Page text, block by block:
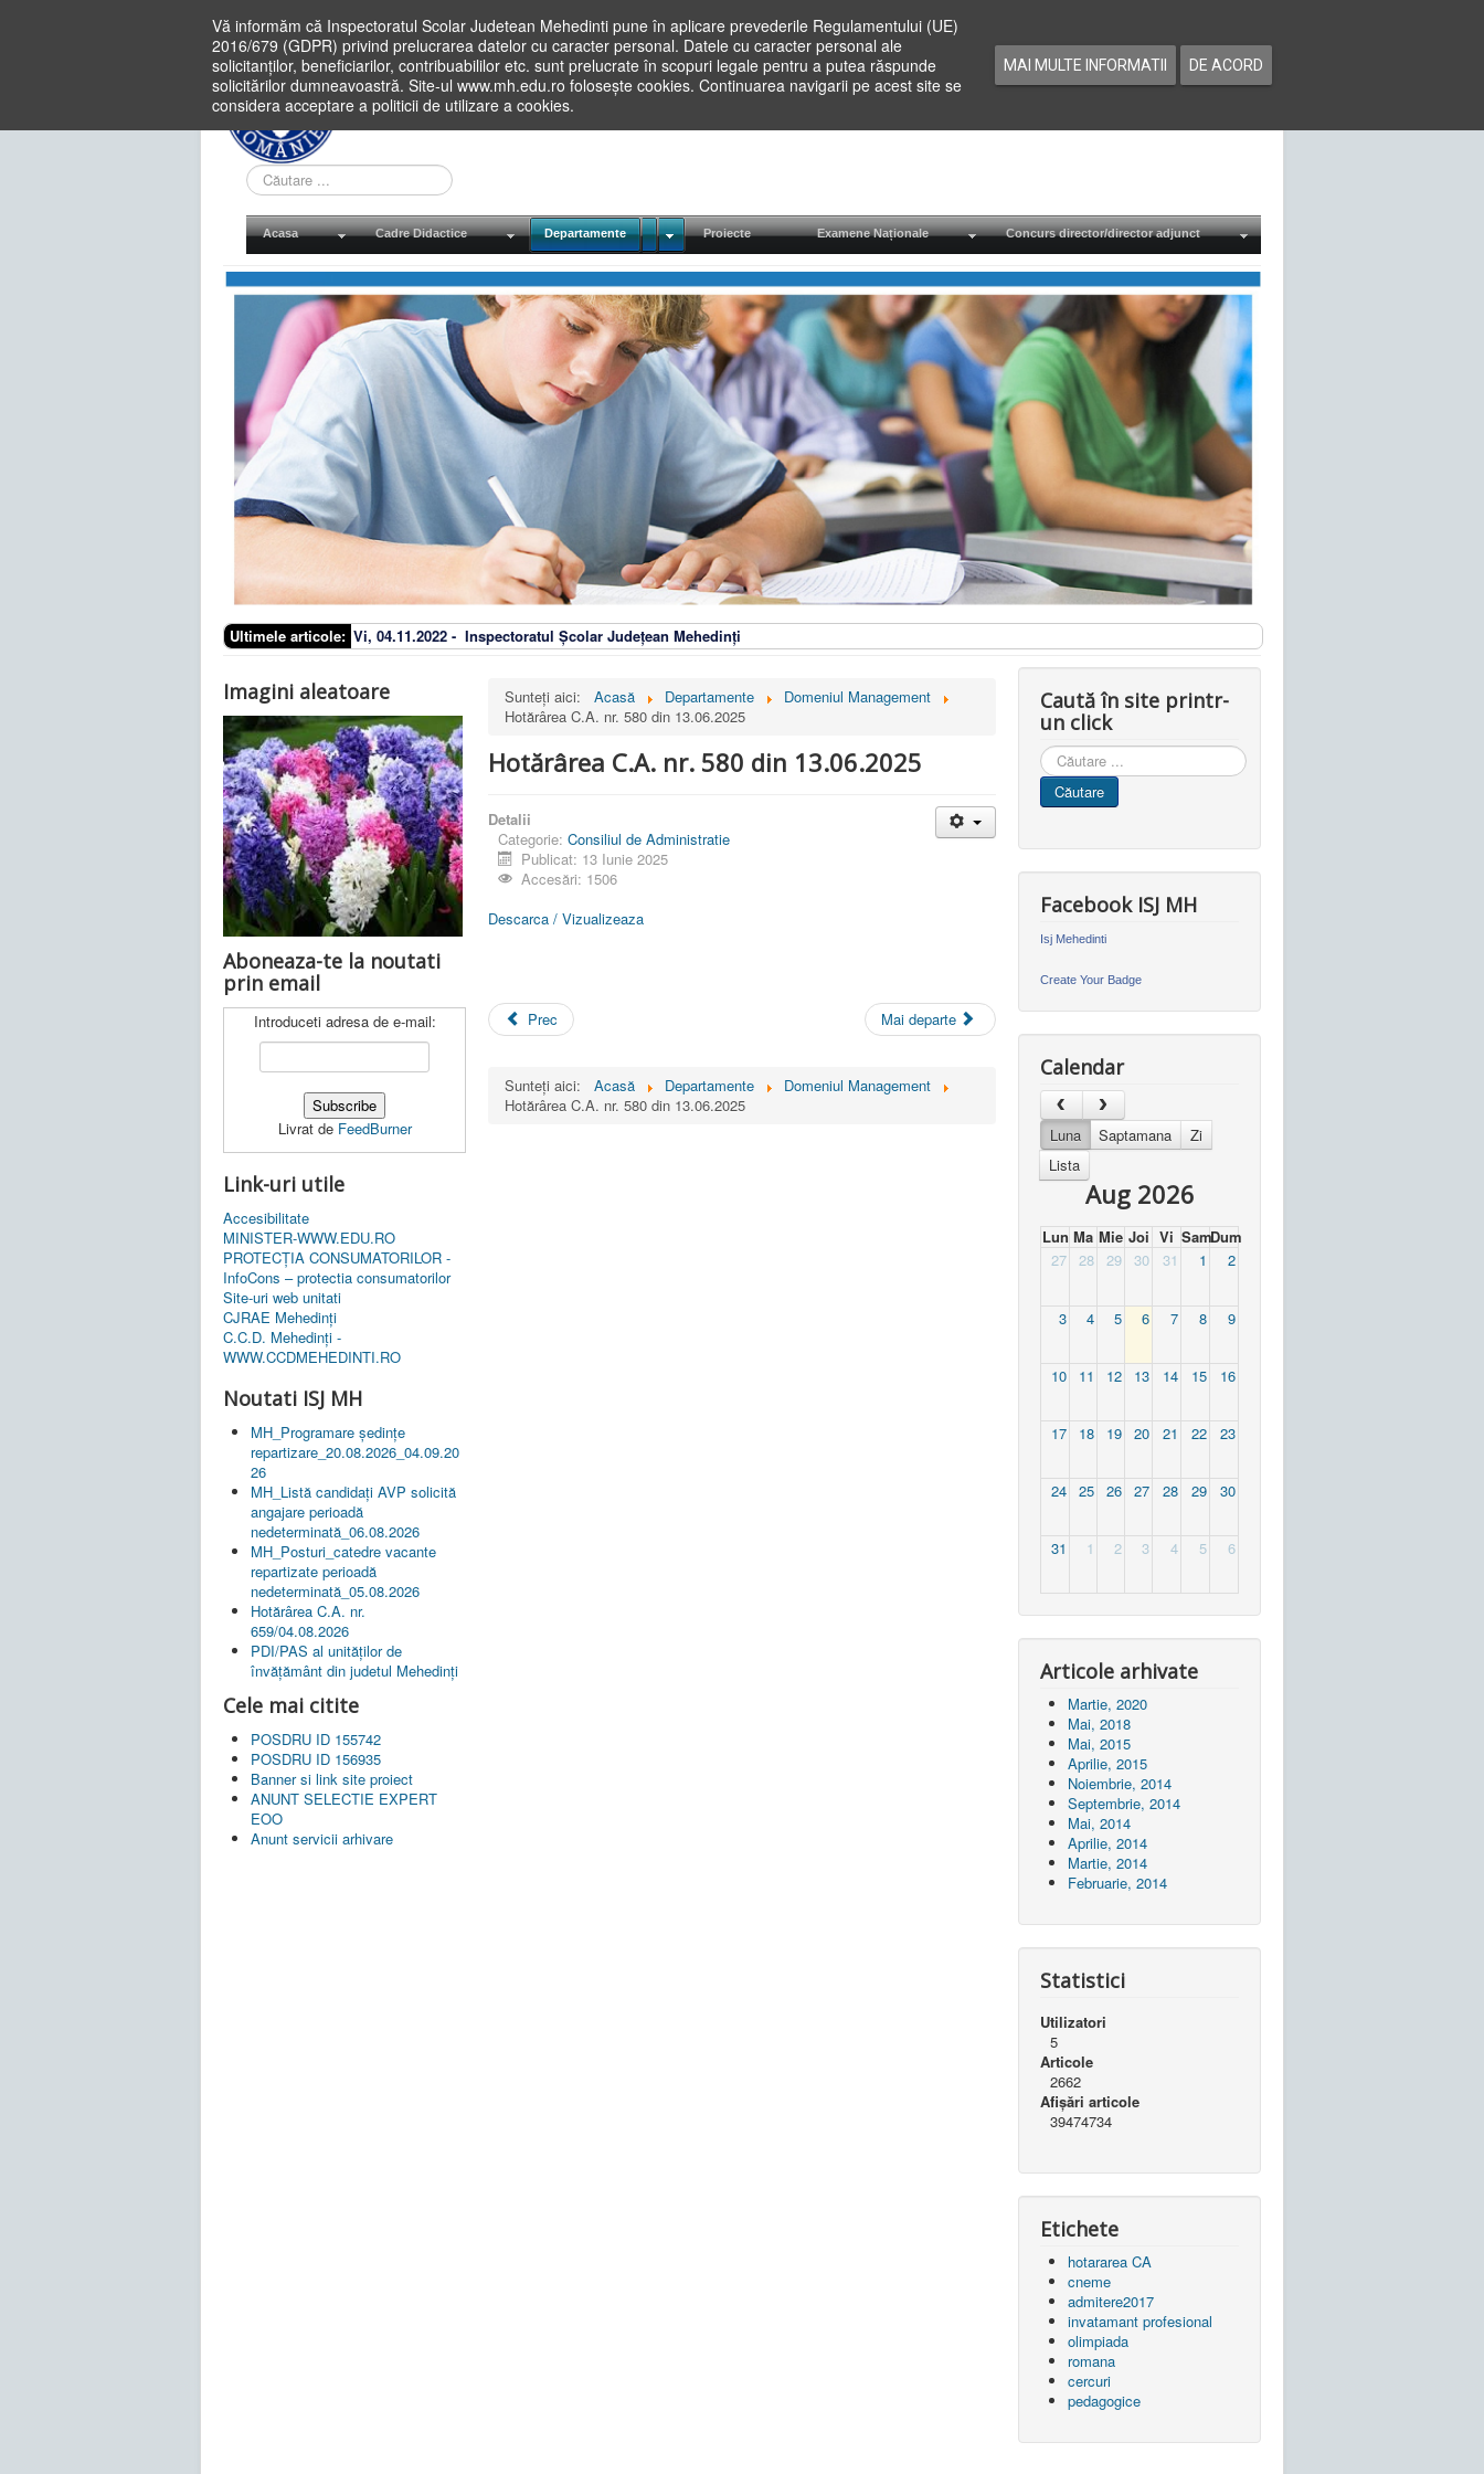
Vă informăm că Inspectoratul Scolar Judetean Mehedinti pune în aplicare prevederile Regulamentului (UE)
2016/679 (GDPR) privind prelucrarea datelor cu caracter personal. Datele cu caracter personal ale
solicitanților, beneficiarilor, contribuabililor etc. sunt prelucrate în scopuri legale pentru a putea răspunde
solicitărilor dumneavoastră. Site-ul www.mh.edu.ro folosește cookies. Continuarea navigarii pe acest site se
considera acceptare a politicii de utilizare a cookies.
MAI MULTE INFORMATII DE ACORD
Cauta
in
site
Acasa Cadre Didactice Departamente Proiecte Examene Naționale Concurs director/director adjunct
Ultimele articole: Vi, 04.11.2022 - Inspectoratul Școlar Județean Mehedinți
Imagini aleatoare
Aboneaza-te la noutati
prin email
Introduceti adresa de e-mail:
Livrat de FeedBurner
Link-uri utile
Accesibilitate
MINISTER-WWW.EDU.RO
PROTECȚIA CONSUMATORILOR -
InfoCons – protectia consumatorilor
Site-uri web unitati
CJRAE Mehedinți
C.C.D. Mehedinţi -
WWW.CCDMEHEDINTI.RO
Noutati ISJ MH
MH_Programare ședințe
repartizare_20.08.2026_04.09.20
26
MH_Listă candidați AVP solicită
angajare perioadă
nedeterminată_06.08.2026
MH_Posturi_catedre vacante
repartizate perioadă
nedeterminată_05.08.2026
Hotărârea C.A. nr.
659/04.08.2026
PDI/PAS al unităților de
învățământ din judetul Mehedinți
Cele mai citite
POSDRU ID 155742
POSDRU ID 156935
Banner si link site proiect
ANUNT SELECTIE EXPERT
EOO
Anunt servicii arhivare
Sunteți aici: Acasă Departamente
Domeniul Management
Hotărârea C.A. nr. 580 din 13.06.2025
Hotărârea C.A. nr. 580 din 13.06.2025
Detalii
Categorie: Consiliul de Administratie
Publicat: 13 Iunie 2025
Accesări: 1506
Descarca / Vizualizeaza
Prec Mai departe
Sunteți aici: Acasă Departamente
Domeniul Management
Hotărârea C.A. nr. 580 din 13.06.2025
Caută în site printr-
un click
Cauta
in
site
Căutare
Facebook ISJ MH
Isj Mehedinti
Create Your Badge
Calendar
Luna Saptamana
Zi
Lista
Aug 2026
Lun Ma Mie Joi Vi SamDum
27
28 29 30 31 1 2
3 4 5 6 7 8 9
10 11 12 13 14 15 16
17 18 19 20 21 22 23
24 25 26 27 28 29 30
31 1 2 3 4 5 6
Articole arhivate
Martie, 2020
Mai, 2018
Mai, 2015
Aprilie, 2015
Noiembrie, 2014
Septembrie, 2014
Mai, 2014
Aprilie, 2014
Martie, 2014
Februarie, 2014
Statistici
Utilizatori
5
Articole
2662
Afișări articole
39474734
Etichete
hotararea CA
cneme
admitere2017
invatamant profesional
olimpiada
romana
cercuri
pedagogice